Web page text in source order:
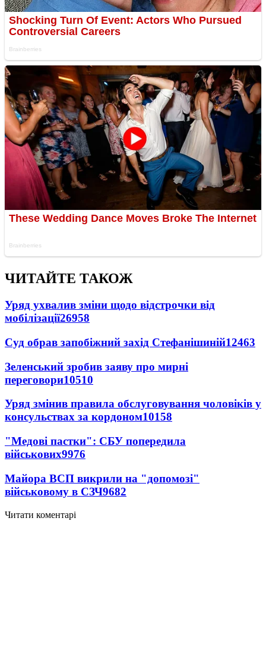
ЧИТАЙТЕ ТАКОЖ
Уряд ухвалив зміни щодо відстрочки від
мобілізації26958
Суд обрав запобіжний захід Стефанішиній12463
Зеленський зробив заяву про мирні
переговори10510
Уряд змінив правила обслуговування чоловіків у
консульствах за кордоном10158
"Медові пастки": СБУ попередила
військових9976
Майора ВСП викрили на "допомозі"
військовому в СЗЧ9682
Читати коментарі